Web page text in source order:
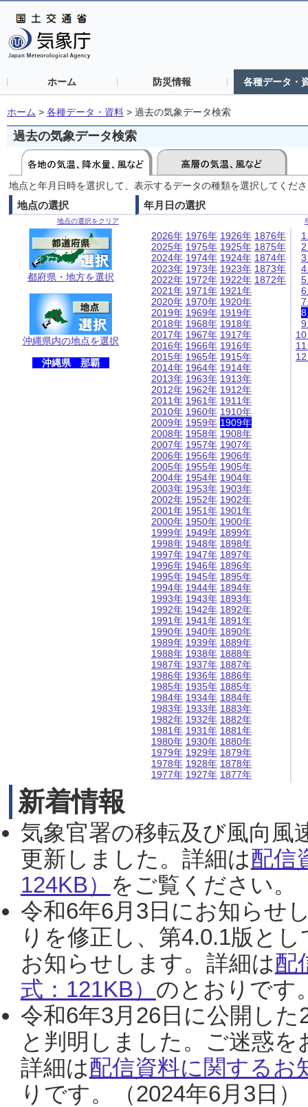
ホーム 防災情報 各種データ・
ホーム > 各種データ・資料 > 過去の気象データ検索
過去の気象データ検索
地点と年月日時を選択して、表示するデータの種類を選択してくだ
地点の選択
地点の選択をクリア
都府県・地方を選択
沖縄県内の地点を選択
沖縄県 那覇
年月日の選択
2026年
2025年
2024年
2023年
2022年
2021年
2020年
2019年
2018年
2017年
2016年
2015年
2014年
2013年
2012年
2011年
2010年
2009年
2008年
2007年
2006年
2005年
2004年
2003年
2002年
2001年
2000年
1999年
1998年
1997年
1996年
1995年
1994年
1993年
1992年
1991年
1990年
1989年
1988年
1987年
1986年
1985年
1984年
1983年
1982年
1981年
1980年
1979年
1978年
1977年
1976年
1975年
1974年
1973年
1972年
1971年
1970年
1969年
1968年
1967年
1966年
1965年
1964年
1963年
1962年
1961年
1960年
1959年
1958年
1957年
1956年
1955年
1954年
1953年
1952年
1951年
1950年
1949年
1948年
1947年
1946年
1945年
1944年
1943年
1942年
1941年
1940年
1939年
1938年
1937年
1936年
1935年
1934年
1933年
1932年
1931年
1930年
1929年
1928年
1927年
1926年
1925年
1924年
1923年
1922年
1921年
1920年
1919年
1918年
1917年
1916年
1915年
1914年
1913年
1912年
1911年
1910年
1909年
1908年
1907年
1906年
1905年
1904年
1903年
1902年
1901年
1900年
1899年
1898年
1897年
1896年
1895年
1894年
1893年
1892年
1891年
1890年
1889年
1888年
1887年
1886年
1885年
1884年
1883年
1882年
1881年
1880年
1879年
1878年
1877年
1876年
1875年
1874年
1873年
1872年
新着情報
気象官署の移転及び風向風
更新しました。詳細は配信
124KB） をご覧ください。
令和6年6月3日にお知らせ
りを修正し、第4.0.1版と
お知らせします。詳細は配
式：121KB） のとおりです
令和6年3月26日に公開し
と判明しました。ご迷惑
詳細は配信資料に関するお
りです。（2024年6月3日）